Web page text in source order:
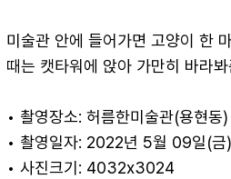
미술관 안에 들어가면 고양이 한
때는 캣타워에 앉아 가만히 바라
• 촬영장소: 허름한미술관(용현동)
• 촬영일자: 2022년 5월 09일(금)
• 사진크기: 4032x3024